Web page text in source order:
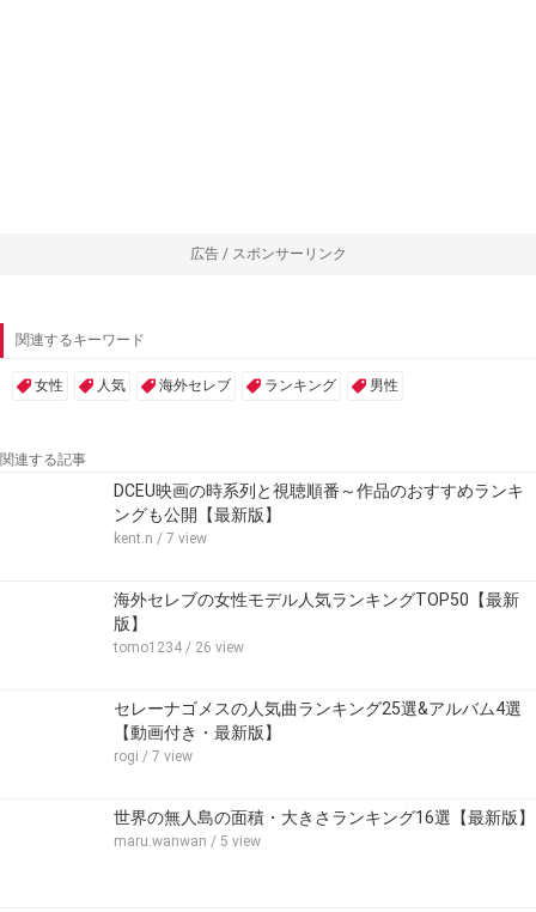
広告 / スポンサーリンク
関連するキーワード
女性 人気 海外セレブ ランキング 男性
関連する記事
DCEU映画の時系列と視聴順番～作品のおすすめランキ
ングも公開【最新版】
kent.n / 7 view
海外セレブの女性モデル人気ランキングTOP50【最新
版】
tomo1234 / 26 view
セレーナゴメスの人気曲ランキング25選&アルバム4選
【動画付き・最新版】
rogi / 7 view
世界の無人島の面積・大きさランキング16選【最新版】
maru.wanwan / 5 view